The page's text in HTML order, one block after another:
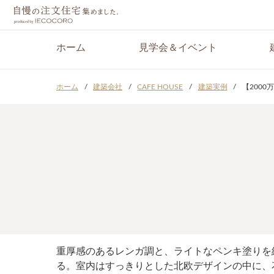
ホーム 見学会＆イベント
ホーム 建築会社 CAFE HOUSE 建築実例 【2000
重厚感のあるレンガ調と、ライトなペンキ塗り
る。室内はすっきりとした北欧デザインの中に